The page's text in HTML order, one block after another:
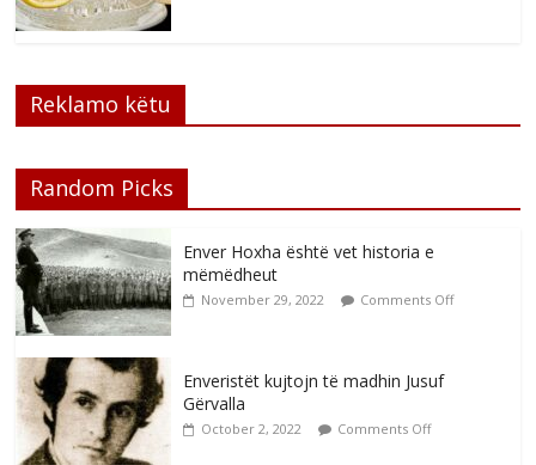
Reklamo këtu
Random Picks
Enver Hoxha është vet historia e
mëmëdheut
November 29, 2022 Comments Off
Enveristët kujtojn të madhin Jusuf
Gërvalla
October 2, 2022 Comments Off